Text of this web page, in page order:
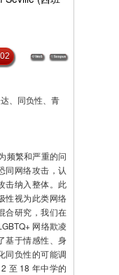
、同负性、青
频繁和严重的问
同网络攻击，认
击纳入整体。此
性视为此类网络
合研究，我们在
网络欺凌
基于情感性、身
同负性的可能调
至 18 年中学的